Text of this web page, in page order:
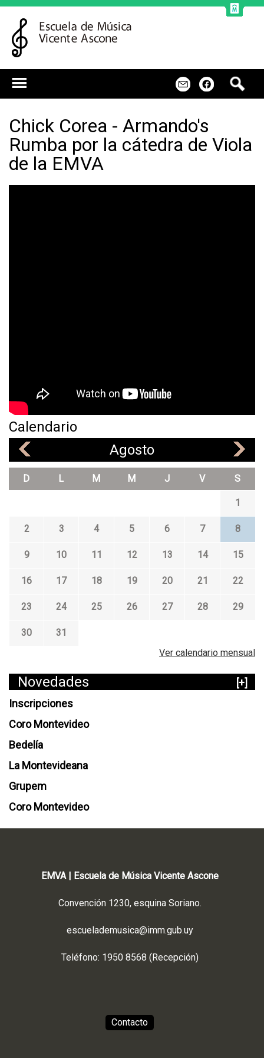
Chick Corea - Armando's
Rumba por la cátedra de Viola
de la EMVA
Calendario
Agosto
D L M M J V S
1
2 3 4 5 6 7 8
9 10 11 12 13 14 15
16 17 18 19 20 21 22
23 24 25 26 27 28 29
30
31
Ver calendario mensual
Novedades
[+]
Inscripciones
Coro Montevideo
Bedelía
La Montevideana
Grupem
Coro Montevideo
s
r
EMVA | Escuela de Música Vicente Ascone
Convención 1230, esquina Soriano.
escuelademusica@imm.gub.uy
Teléfono: 1950 8568 (Recepción)
Contacto